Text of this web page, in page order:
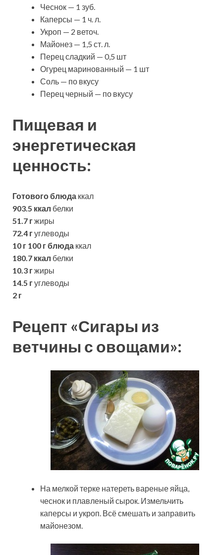
Чеснок — 1 зуб.
Каперсы — 1 ч. л.
Укроп — 2 веточ.
Майонез — 1,5 ст. л.
Перец сладкий — 0,5 шт
Огурец маринованный — 1 шт
Соль — по вкусу
Перец черный — по вкусу
Пищевая и
энергетическая
ценность:
Готового блюда ккал
903.5 ккал белки
51.7 гжиры
72.4 гуглеводы
10 г 100 г блюда ккал
180.7 ккал белки
10.3 гжиры
14.5 гуглеводы
2 г
Рецепт «Сигары из
ветчины с овощами»:
На мелкой терке натереть вареные яйца,
чеснок и плавленый сырок. Измельчить
каперсы и укроп. Всё смешать и заправить
майонезом.